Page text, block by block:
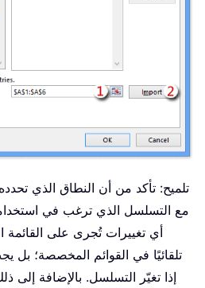
تلميح: تأكد من أن النطاق الذي تحدده
مع التسلسل الذي ترغب في
أي تغييرات تُجرى على القائمة
تلقائيًا في القوائم المخصصة؛ بل
إذا تغيّر التسلسل. بالإضافة إلى